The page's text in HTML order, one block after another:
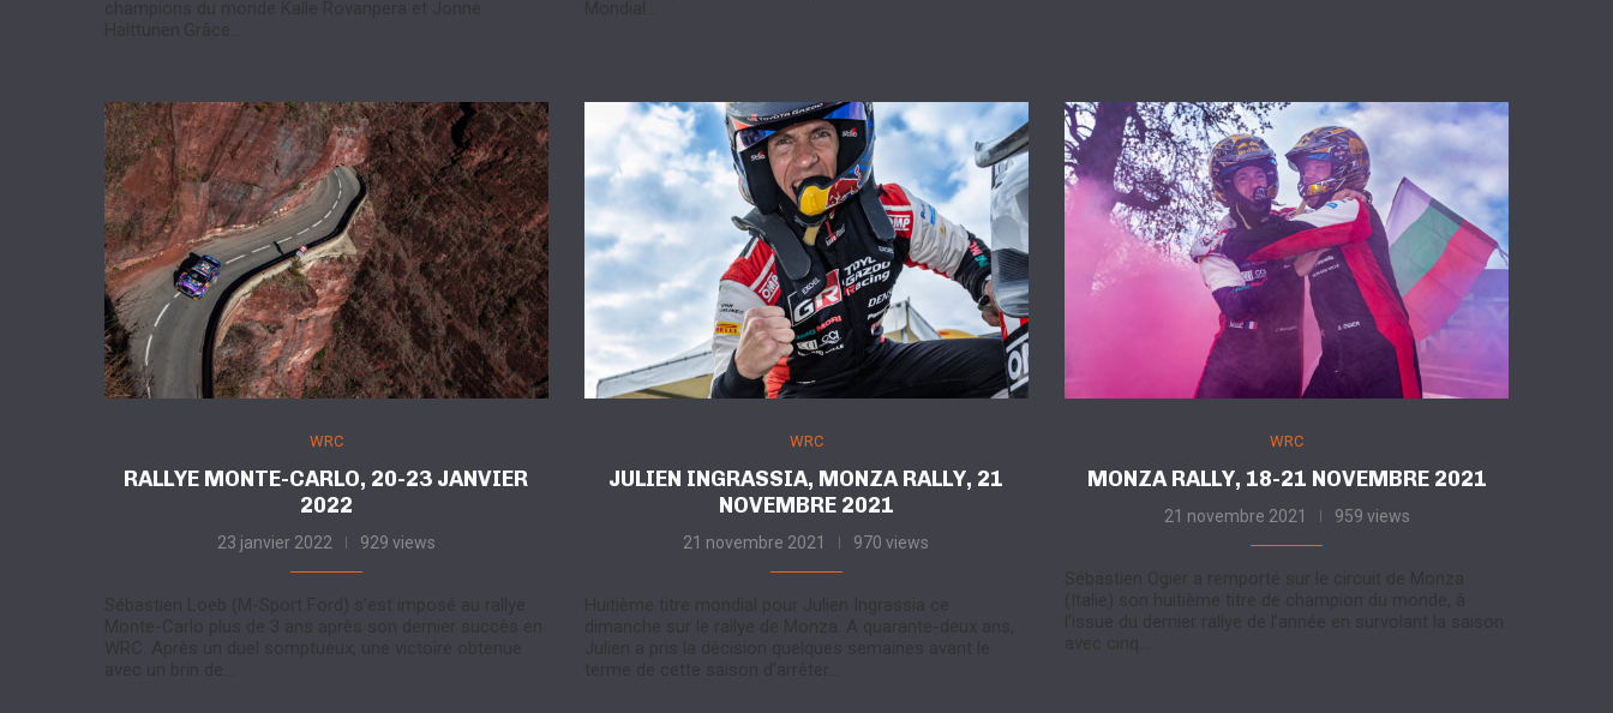
champions du monde Kalle Rovanpera et Jonne
Halttunen.Grâce…
Mondial…
WRC
RALLYE MONTE-CARLO, 20-23 JANVIER
2022
23 janvier 2022 929 views
Sébastien Loeb (M-Sport Ford) s’est imposé au rallye
Monte-Carlo plus de 3 ans après son dernier succès en
WRC. Après un duel somptueux, une victoire obtenue
avec un brin de…
WRC
JULIEN INGRASSIA, MONZA RALLY, 21
NOVEMBRE 2021
21 novembre 2021 970 views
Huitième titre mondial pour Julien Ingrassia ce
dimanche sur le rallye de Monza. A quarante-deux ans,
Julien a pris la décision quelques semaines avant le
terme de cette saison d’arrêter…
WRC
MONZA RALLY, 18-21 NOVEMBRE 2021
21 novembre 2021 959 views
Sébastien Ogier a remporté sur le circuit de Monza
(Italie) son huitième titre de champion du monde, à
l’issue du dernier rallye de l’année en survolant la saison
avec cinq…